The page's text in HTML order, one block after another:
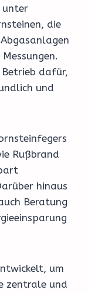
unter
die
dafür,
und
Rußbrand
hinaus
Beratung
um
zentrale und